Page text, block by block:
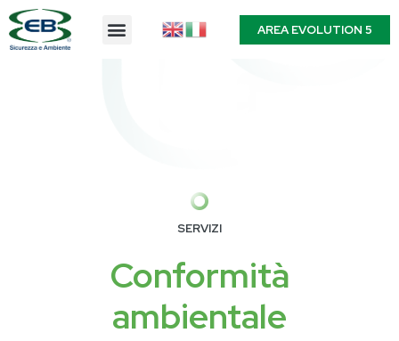
AREA EVOLUTION 5
SERVIZI
Conformità
ambientale